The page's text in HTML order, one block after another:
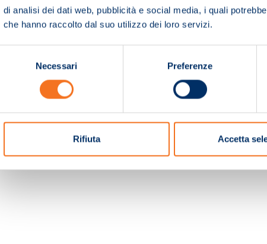
di analisi dei dati web, pubblicità e social media, i quali
che hanno raccolto dal suo utilizzo dei loro servizi.
Necessari Preferenze
Rifiuta Accetta
51100 Pistoia - Cod.Fisc. e Registro Imprese Pistoia 01680210505 –